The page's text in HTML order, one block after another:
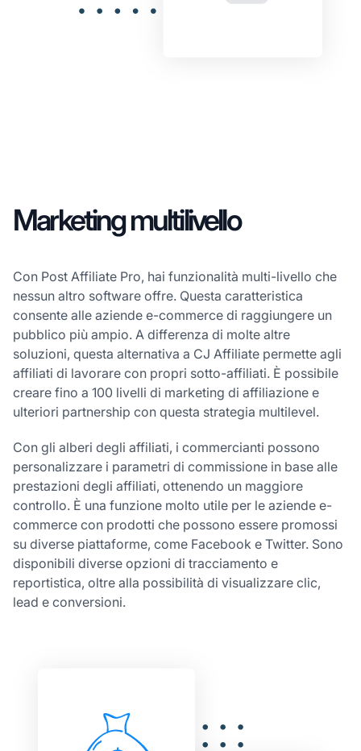
Marketing multilivello
Con Post Affiliate Pro, hai funzionalità multi-livello che
nessun altro software offre. Questa caratteristica
consente alle aziende e-commerce di raggiungere un
pubblico più ampio. A differenza di molte altre
soluzioni, questa alternativa a CJ Affiliate permette agli
affiliati di lavorare con propri sotto-affiliati. È possibile
creare fino a 100 livelli di marketing di affiliazione e
ulteriori partnership con questa strategia multilevel.
Con gli alberi degli affiliati, i commercianti possono
personalizzare i parametri di commissione in base alle
prestazioni degli affiliati, ottenendo un maggiore
controllo. È una funzione molto utile per le aziende e-
commerce con prodotti che possono essere promossi
su diverse piattaforme, come Facebook e Twitter. Sono
disponibili diverse opzioni di tracciamento e
reportistica, oltre alla possibilità di visualizzare clic,
lead e conversioni.